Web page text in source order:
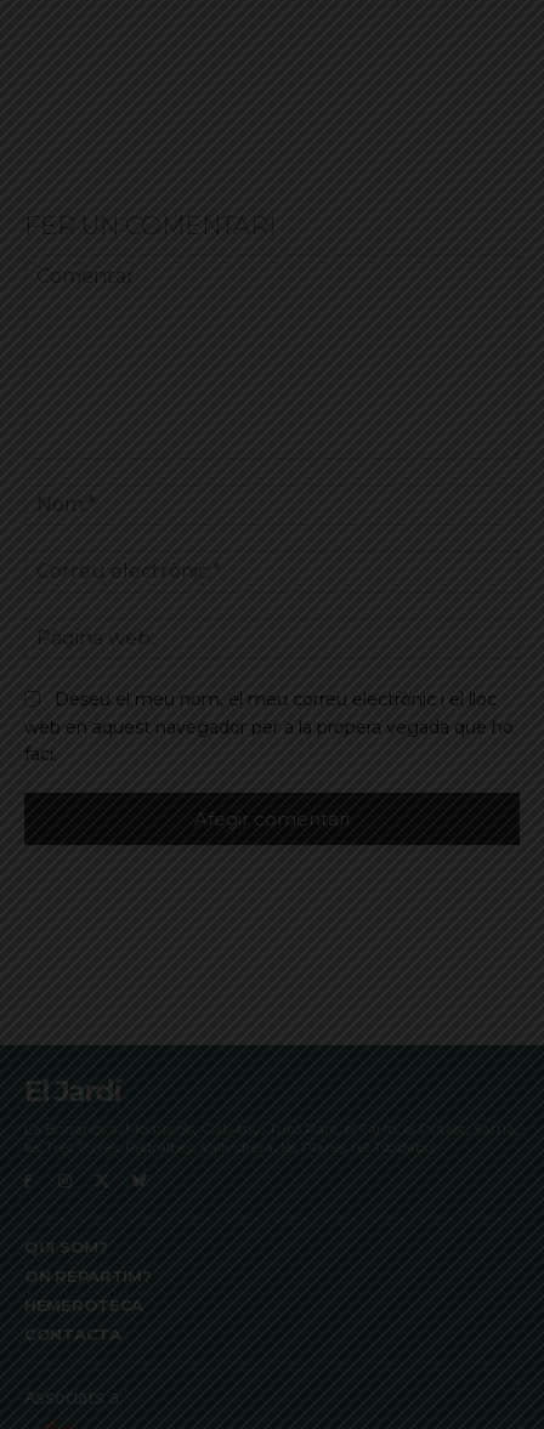
FER UN COMENTARI
Deseu el meu nom, el meu correu electrònic i el lloc
web en aquest navegador per a la propera vegada que ho
faci.
El Jardí
La Bonanova, Monterols, Galvany, Turó Parc, el Farró, el Putxet, Sarrià,
les Tres Torres, Pedralbes, Vallvidrera, les Planes i el Tibidabo
QUI SOM?
ON REPARTIM?
HEMEROTECA
CONTACTA
Associats a: